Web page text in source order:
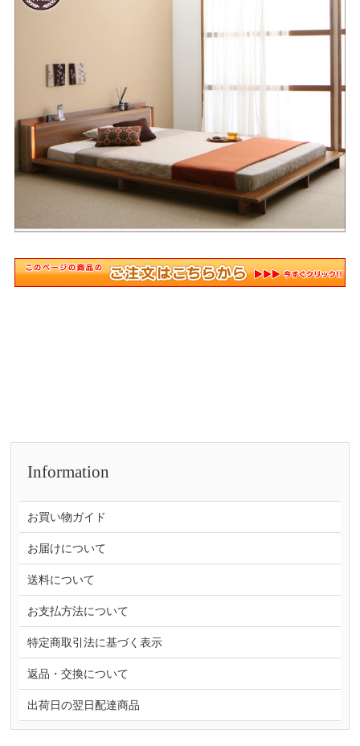
Information
お買い物ガイド
お届けについて
送料について
お支払方法について
特定商取引法に基づく表示
返品・交換について
出荷日の翌日配達商品